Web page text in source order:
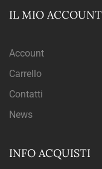
IL MIO ACCOUNT
Account
Carrello
Contatti
News
INFO ACQUISTI